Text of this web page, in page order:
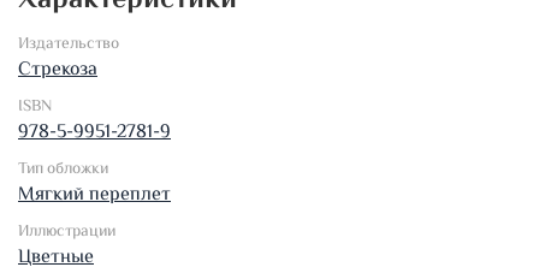
Издательство
Стрекоза
ISBN
978-5-9951-2781-9
Тип обложки
Мягкий переплет
Иллюстрации
Цветные